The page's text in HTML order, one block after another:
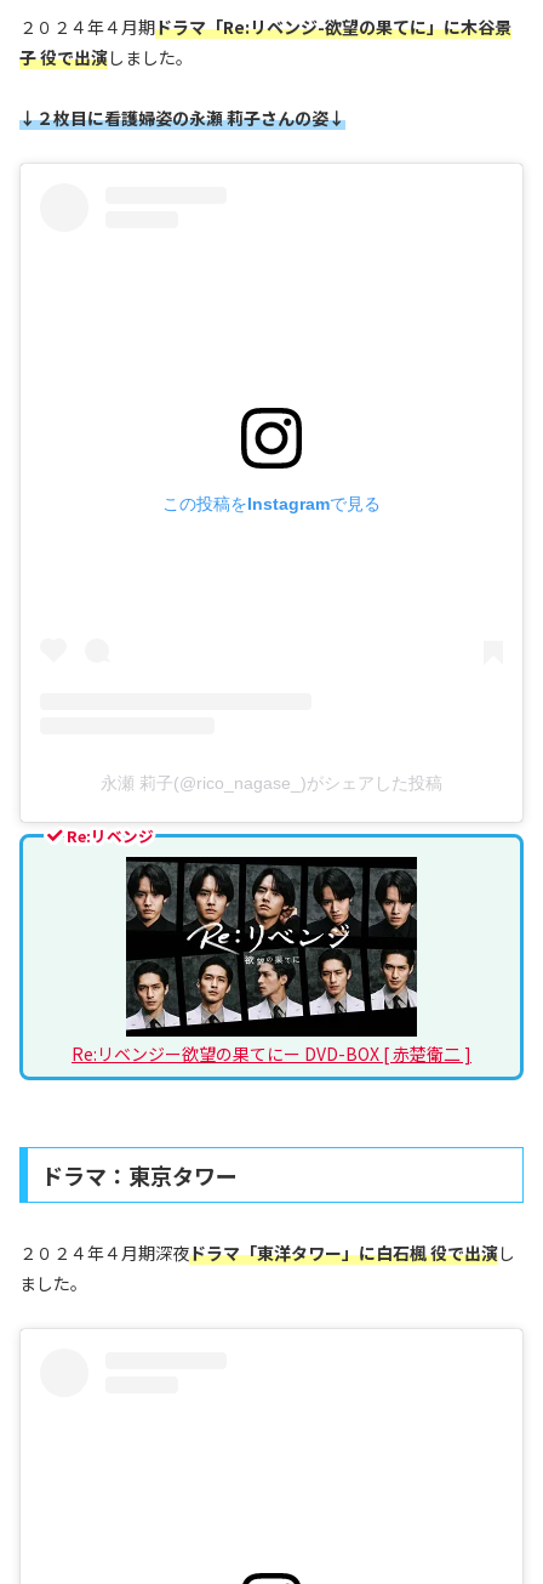
２０２４年４月期ドラマ「Re:リベンジ-欲望の果てに」に木谷景
子 役で出演しました。
↓２枚目に看護婦姿の永瀬 莉子さんの姿↓
この投稿をInstagramで見る
永瀬 莉子(@rico_nagase_)がシェアした投稿
Re:リベンジ
Re:リベンジー欲望の果てにー DVD-BOX [ 赤楚衛二 ]
ドラマ：東京タワー
２０２４年４月期深夜ドラマ「東洋タワー」に白石楓 役で出演し
ました。